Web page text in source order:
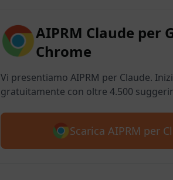
AIPRM Claude per
Chrome
Vi presentiamo AIPRM per Claude.
gratuitamente con oltre 4.500
Scarica AIPRM per